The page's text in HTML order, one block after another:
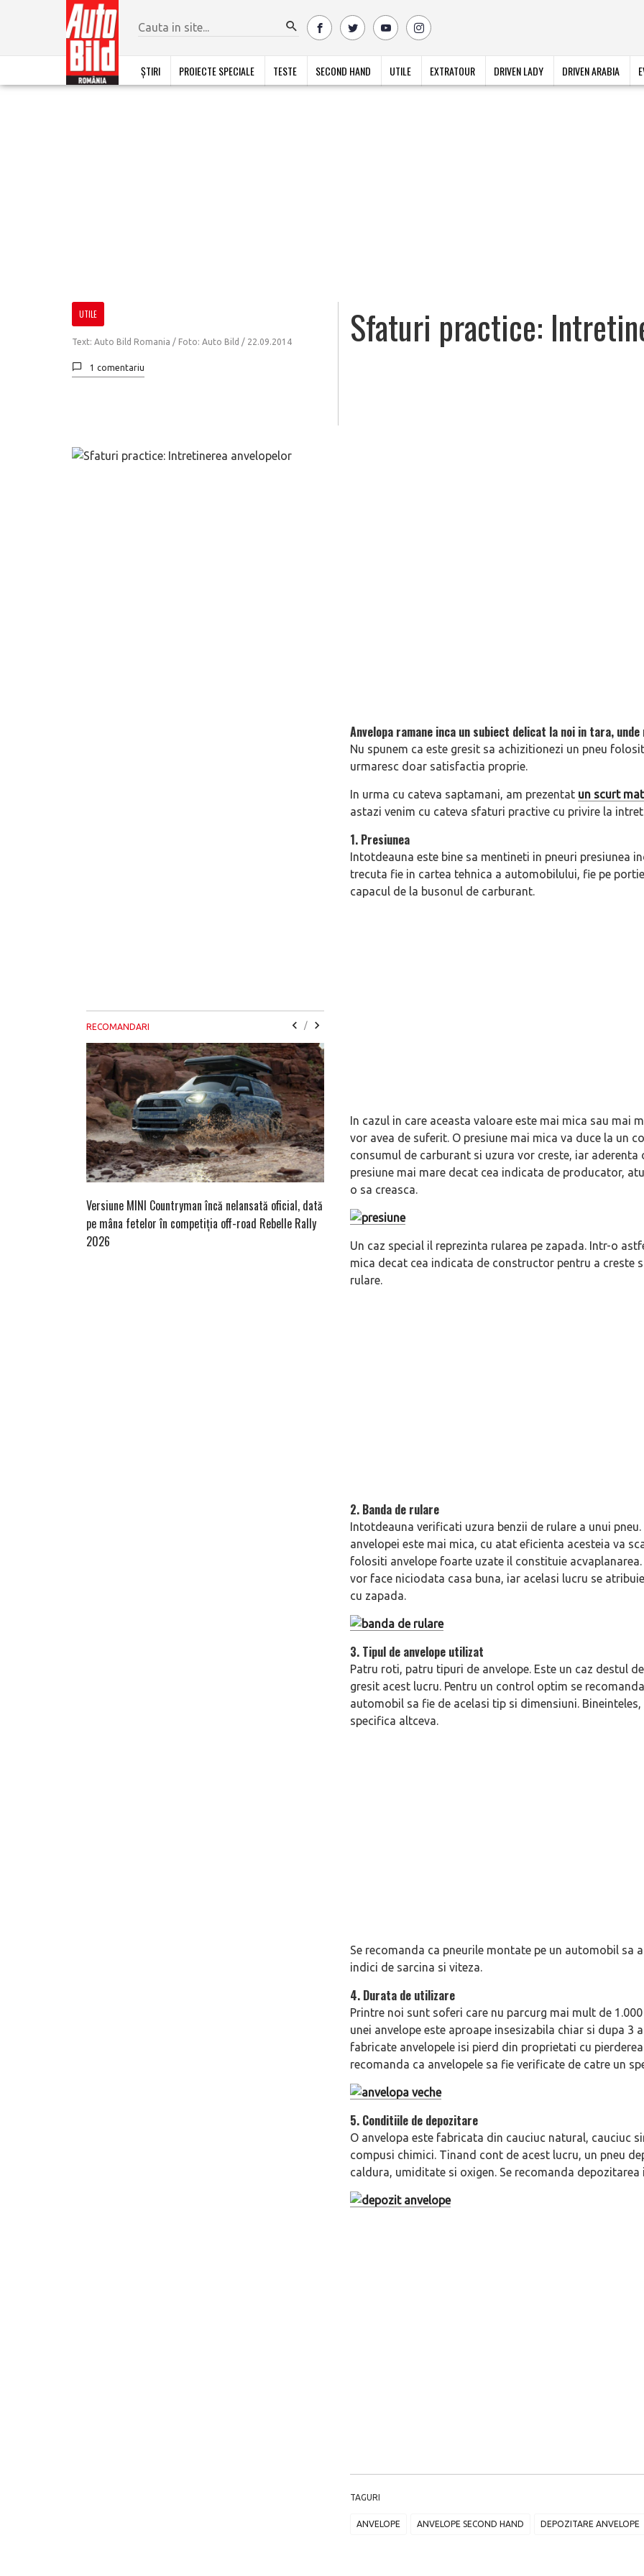
ȘTIRI PROIECTE SPECIALE TESTE SECOND HAND UTILE EXTRATOUR DRIVEN LADY DRIVEN ARABIA
UTILE
Text: Auto Bild Romania / Foto: Auto Bild / 22.09.2014
1 comentariu
Sfaturi practice:
Anvelopa ramane inca un subiect delicat la noi in tara,
Nu spunem ca este gresit sa achizitionezi un pneu
urmaresc doar satisfactia proprie.
In urma cu cateva saptamani, am prezentat un scurt
astazi venim cu cateva sfaturi practive cu privire la
1. Presiunea
Intotdeauna este bine sa mentineti in pneuri presiunea
trecuta fie in cartea tehnica a automobilului, fie pe
capacul de la busonul de carburant.
In cazul in care aceasta valoare este mai mica sau mai
vor avea de suferit. O presiune mai mica va duce la un
consumul de carburant si uzura vor creste, iar aderenta
presiune mai mare decat cea indicata de producator,
o sa creasca.
Un caz special il reprezinta rularea pe zapada. Intr-o
mica decat cea indicata de constructor pentru a creste
rulare.
2. Banda de rulare
Intotdeauna verificati uzura benzii de rulare a unui
anvelopei este mai mica, cu atat eficienta acesteia va
folositi anvelope foarte uzate il constituie
vor face niciodata casa buna, iar acelasi lucru se
cu zapada.
3. Tipul de anvelope utilizat
Patru roti, patru tipuri de anvelope. Este un caz destul
gresit acest lucru. Pentru un control optim se
automobil sa fie de acelasi tip si dimensiuni.
specifica altceva.
Se recomanda ca pneurile montate pe un automobil sa
indici de sarcina si viteza.
4. Durata de utilizare
Printre noi sunt soferi care nu parcurg mai mult de
unei anvelope este aproape insesizabila chiar si dupa 3
fabricate anvelopele isi pierd din proprietati cu
recomanda ca anvelopele sa fie verificate de catre un
5. Conditiile de depozitare
O anvelopa este fabricata din cauciuc natural, cauciuc
compusi chimici. Tinand cont de acest lucru, un pneu
caldura, umiditate si oxigen. Se recomanda depozitarea
TAGURI
ANVELOPE ANVELOPE SECOND HAND DEPOZITARE ANVELOPE
RECOMANDARI /
Versiune MINI Countryman încă nelansată oficial, dată
pe mâna fetelor în competiția off-road Rebelle Rally
2026
Dacă viața e „heavy duty”, măcar să-i ai alături pe cei
mai buni!
Suceava!